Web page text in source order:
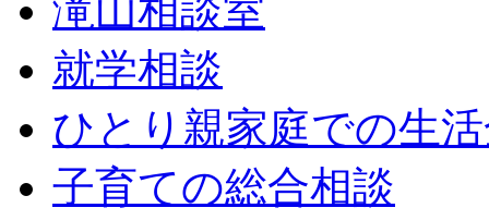
滝山相談室
就学相談
ひとり親家庭での生
子育ての総合相談